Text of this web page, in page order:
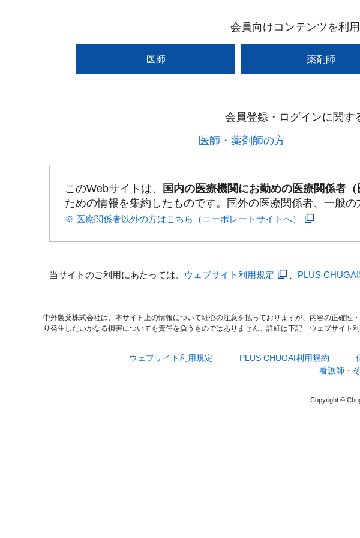
会員向けコンテンツを利
医師 薬剤師
会員登録・ログインに関す
医師・薬剤師の方​
このWebサイトは、 国内の医療機関にお勤めの医療関係者（
ための情報を集約したものです。国外の医療関係者、一般
※ 医療関係者以外の方はこちら（コーポレートサイトへ）
当サイトのご利用にあたっては、 ウェブサイト利用規定 PLUS
中外製薬株式会社は、本サイト上の情報について細心の注意を払っておりますが、内容の正確
り発生したいかなる損害についても責任を負うものではありません。詳細は下記「ウェブサイト
ウェブサイト利用規定 PLUS CHUGAI利用規約
看護師・
Copyright ©